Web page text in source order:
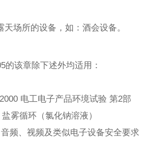
所的设备，如：酒会设备。
该章除下述外均适用：
电工电子产品环境试验 第2部
雾循环（氯化钠溶液）
频、视频及类似电子设备安全要求